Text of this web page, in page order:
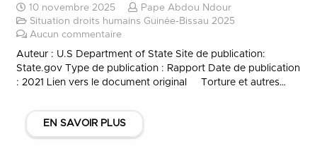
10 novembre 2025
Pape Abdou Ndour
Situation droits humains Guinée-Bissau 2025
Aucun commentaire
Auteur : U.S Department of State Site de publication:
State.gov Type de publication : Rapport Date de publication
: 2021 Lien vers le document original Torture et autres…
EN SAVOIR PLUS